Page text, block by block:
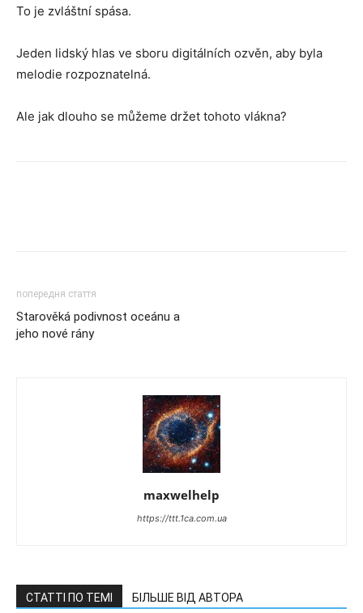
To je zvláštní spása.
Jeden lidský hlas ve sboru digitálních ozvěn, aby byla
melodie rozpoznatelná.
Ale jak dlouho se můžeme držet tohoto vlákna?
попередня стаття
Starověká podivnost oceánu a
jeho nové rány
maxwelhelp
https://ttt.1ca.com.ua
СТАТТІ ПО ТЕМІ БІЛЬШЕ ВІД АВТОРА